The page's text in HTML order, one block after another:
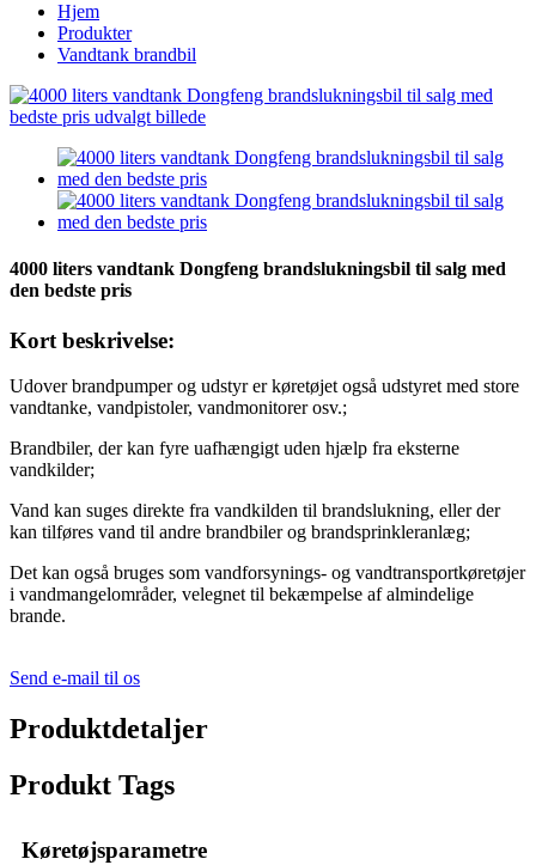
Hjem
Produkter
Vandtank brandbil
4000 liters vandtank Dongfeng brandslukningsbil til salg med
den bedste pris
Kort beskrivelse:
Udover brandpumper og udstyr er køretøjet også udstyret med store
vandtanke, vandpistoler, vandmonitorer osv.;
Brandbiler, der kan fyre uafhængigt uden hjælp fra eksterne
vandkilder;
Vand kan suges direkte fra vandkilden til brandslukning, eller der
kan tilføres vand til andre brandbiler og brandsprinkleranlæg;
Det kan også bruges som vandforsynings- og vandtransportkøretøjer
i vandmangelområder, velegnet til bekæmpelse af almindelige
brande.
Send e-mail til os
Produktdetaljer
Produkt Tags
Køretøjsparametre